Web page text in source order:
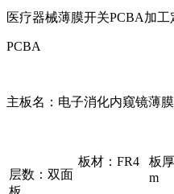
医疗器械薄膜开关PCBA加工
PCBA
主板名：电子消化内窥镜薄
层数：双面
板
板材：FR4
板
m